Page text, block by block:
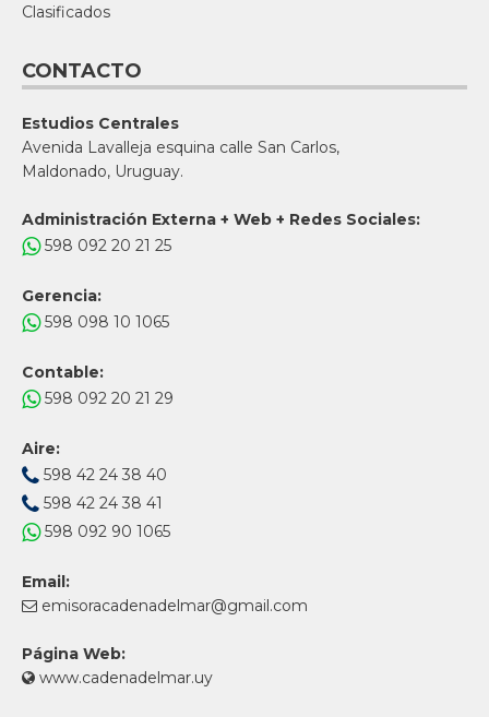
Clasificados
CONTACTO
Estudios Centrales
Avenida Lavalleja esquina calle San Carlos,
Maldonado, Uruguay.
Administración Externa + Web + Redes Sociales:
598 092 20 21 25
Gerencia:
598 098 10 1065
Contable:
598 092 20 21 29
Aire:
598 42 24 38 40
598 42 24 38 41
598 092 90 1065
Email:
emisoracadenadelmar@gmail.com
Página Web:
www.cadenadelmar.uy